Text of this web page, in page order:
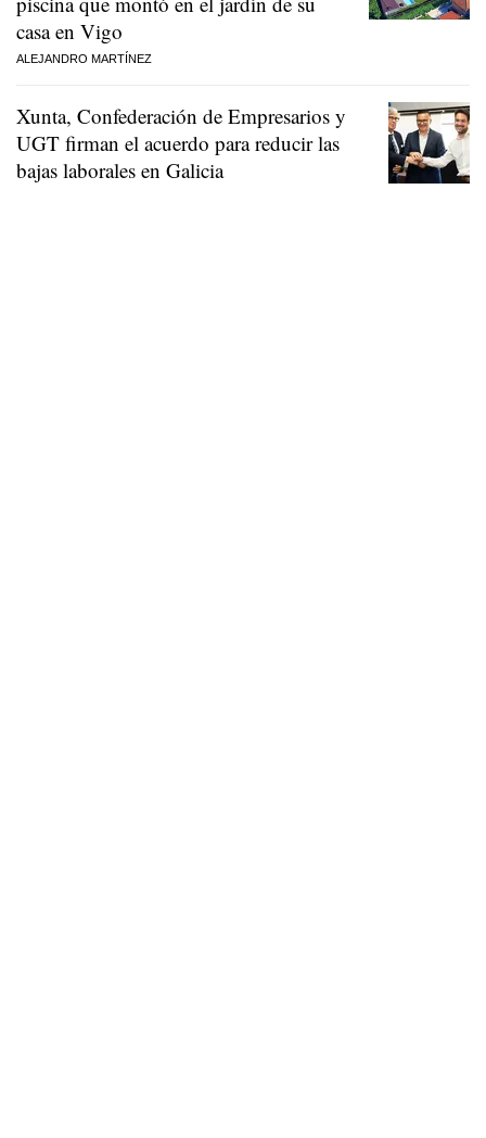
casa en Vigo
ALEJANDRO MARTÍNEZ
Xunta, Confederación de Empresarios y
UGT firman el acuerdo para reducir las
bajas laborales en Galicia